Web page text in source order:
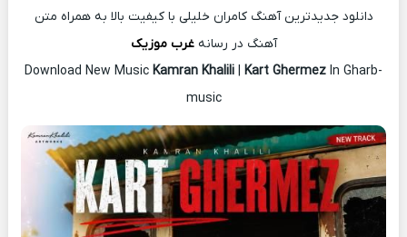
دانلود جدیدترین آهنگ کامران خلیلی با کیفیت بالا به همراه متن
آهنگ در رسانهغرب موزیک
Download New Music Kamran Khalili | Kart Ghermez In Gharb-
music